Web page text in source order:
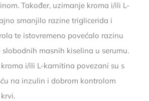
Također, uzimanje kroma i/ili L-
smanjilo razine triglicerida i
te istovremeno povećalo razinu
slobodnih masnih kiselina u serumu.
i/ili L-karnitina povezani su s
na inzulin i dobrom kontrolom